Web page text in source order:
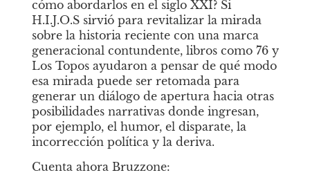
cómo abordarlos en el siglo XXI? Si
H.I.J.O.S sirvió para revitalizar la mirada
sobre la historia reciente con una marca
generacional contundente, libros como 76 y
Los Topos ayudaron a pensar de qué modo
esa mirada puede ser retomada para
generar un diálogo de apertura hacia otras
posibilidades narrativas donde ingresan,
por ejemplo, el humor, el disparate, la
incorrección política y la deriva.
Cuenta ahora Bruzzone: